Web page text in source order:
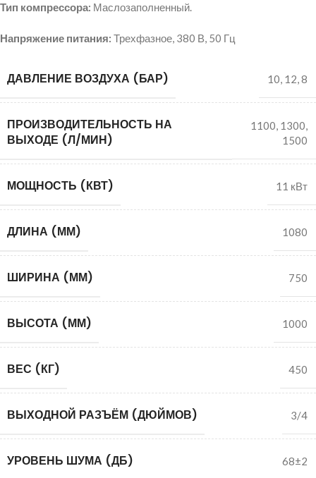
Тип компрессора: Маслозаполненный.
Напряжение питания: Трехфазное, 380 В, 50 Гц
ДАВЛЕНИЕ ВОЗДУХА (БАР) 10, 12,8
ПРОИЗВОДИТЕЛЬНОСТЬ НА
ВЫХОДЕ (Л/МИН)
1100, 1300,
1500
МОЩНОСТЬ (КВТ) 11 кВт
ДЛИНА (ММ) 1080
ШИРИНА (ММ) 750
ВЫСОТА (ММ) 1000
ВЕС (КГ) 450
ВЫХОДНОЙ РАЗЪЁМ (ДЮЙМОВ) 3/4
УРОВЕНЬ ШУМА (ДБ) 68±2